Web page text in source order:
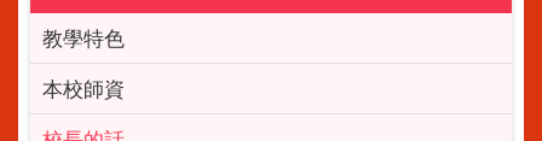
教學特色
本校師資